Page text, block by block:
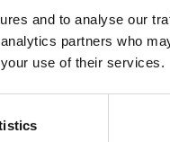
and to analyse our
partners who
use of their services.
75mm -